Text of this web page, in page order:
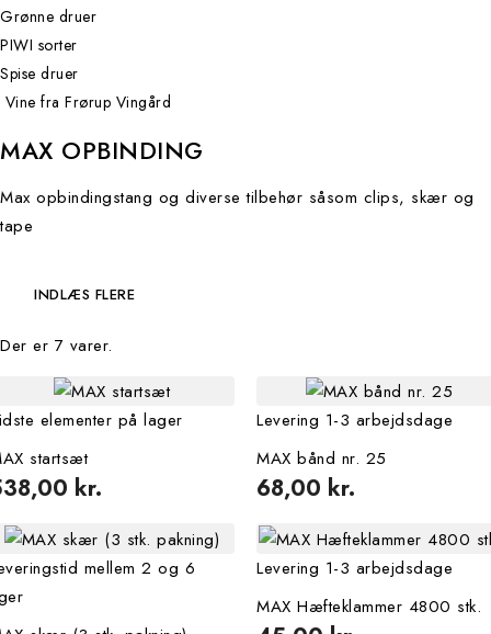
Grønne druer
PIWI sorter
Spise druer
Vine fra Frørup Vingård
MAX OPBINDING
Max opbindingstang og diverse tilbehør såsom clips, skær og
tape
Ryd
VIEW PRODUCTS
INDLÆS FLERE
Der er 7 varer.
elementer på lager
startsæt
kr.
Levering 1-3 arbejdsdage
MAX bånd nr. 25
68,00 kr.
mellem 2 og 6
Levering 1-3 arbejdsdage
MAX Hæfteklammer 4800 stk.